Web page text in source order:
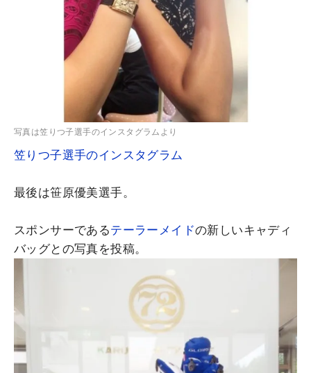
写真は笠りつ子選手のインスタグラムより
笠りつ子選手のインスタグラム
最後は笹原優美選手。
スポンサーであるテーラーメイドの新しいキャディ
バッグとの写真を投稿。